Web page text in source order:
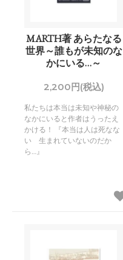
MARTH著 あらたなる
世界～誰もが未知のな
かにいる…～
2,200円(税込)
私たちは本当は未知や神秘の
なかにいると作者はうったえ
かける！ 『本当は人は死なな
い 生まれていないのだか
ら…』